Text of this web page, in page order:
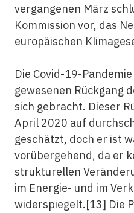
vergangenen März
Kommission vor, das
europäischen
Die Covid-19-
gewesenen Rückgang
sich gebracht. Dieser
April 2020 auf
geschätzt, doch er ist
vorübergehend, da er
strukturellen
im Energie- und im
widerspiegelt.[13] Die